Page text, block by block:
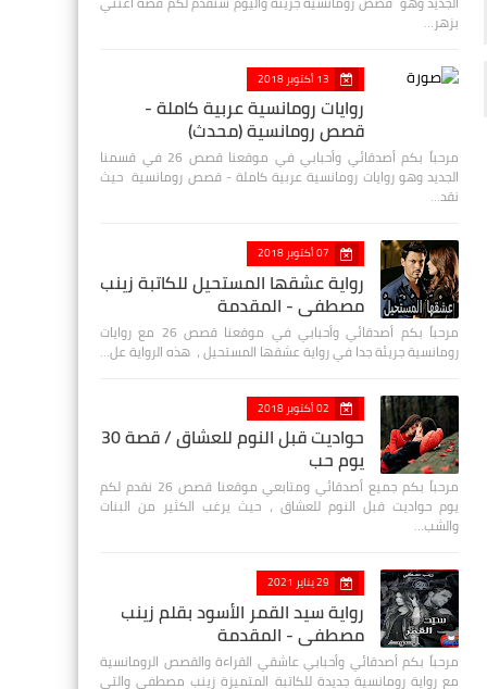
بزهر…
13 أكتوبر 2018
روايات رومانسية عربية كاملة -
قصص رومانسية (محدث)
مرحباً بكم أصدقائي وأحبابي في موقعنا قصص 26 في قسمنا
الجديد وهو روايات رومانسية عربية كاملة - قصص رومانسية حيث
نقد…
07 أكتوبر 2018
رواية عشقها المستحيل للكاتبة زينب
مصطفي - المقدمة
مرحباً بكم أصدقائي وأحبابي في موقعنا قصص 26 مع روايات
رومانسية جريئة جدا في رواية عشقها المستحيل ، هذه الرواية عل…
02 أكتوبر 2018
حواديت قبل النوم للعشاق / قصة 30
يوم حب
مرحباً بكم جميع أصدقائي ومتابعي موقعنا قصص 26 نقدم لكم
يوم حواديت قبل النوم للعشاق ، حيث يرغب الكثير من البنات
والشب…
29 يناير 2021
رواية سيد القمر الأسود بقلم زينب
مصطفي - المقدمة
مرحباً بكم أصدقائي وأحبابي عاشقي القراءة والقصص الرومانسية
مع رواية رومانسية جديدة للكاتبة المتميزة زينب مصطفى والتي